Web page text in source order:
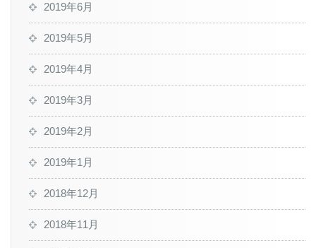
2019年6月
2019年5月
2019年4月
2019年3月
2019年2月
2019年1月
2018年12月
2018年11月